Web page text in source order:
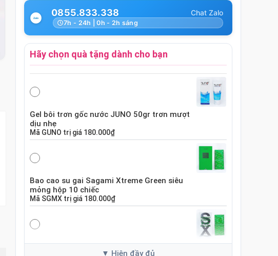
0855.833.338
7h - 24h | 0h - 2h sáng
Hãy chọn quà tặng dành cho bạn
Gel bôi trơn gốc nước JUNO 50gr trơn mượt
dịu nhẹ
Mã GUNO trị giá 180.000₫
Bao cao su gai Sagami Xtreme Green siêu
mỏng hộp 10 chiếc
Mã SGMX trị giá 180.000₫